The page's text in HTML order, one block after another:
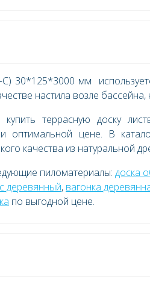
30*125*3000 мм
настила возле бассейна,
террасную доску
цене. В
качества из натуральной
пиломатериалы: доска
деревянный, вагонка
по выгодной цене.